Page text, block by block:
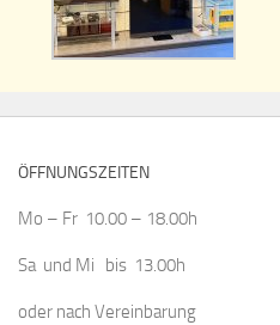
ÖFFNUNGSZEITEN
Mo – Fr 10.00 – 18.00h
Sa und Mi bis 13.00h
oder nach Vereinbarung